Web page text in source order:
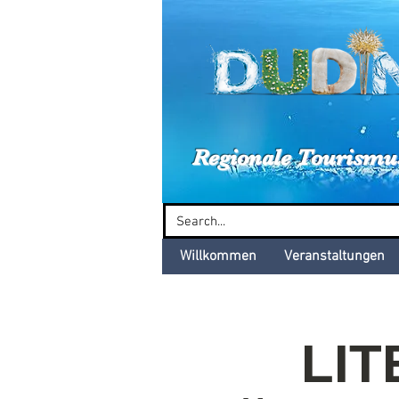
Regionale
Willkommen Veranstaltungen